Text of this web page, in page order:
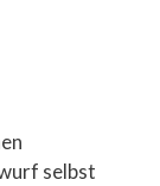
selbst